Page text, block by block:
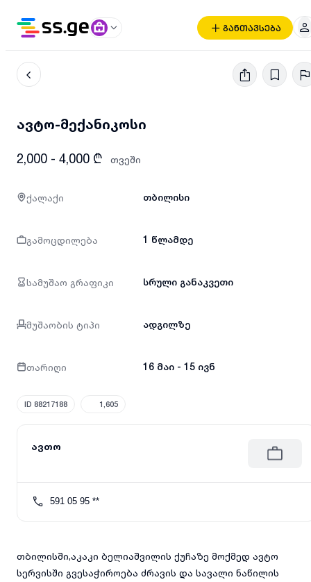
განთავსება
ავტო-მექანიკოსი
2,000 - 4,000 ₾ თვეში
ქალაქი თბილისი
გამოცდილება 1 წლამდე
სამუშაო გრაფიკი სრული განაკვეთი
მუშაობის ტიპი ადგილზე
თარიღი 16 მაი - 15 ივნ
ID 88217188 1,605
ავთო
591 05 95 **
თბილისში,აკაკი ბელიაშვილის ქუჩაზე მოქმედ ავტო
სერვისში გვესაჭიროება ძრავის და სავალი ნაწილის